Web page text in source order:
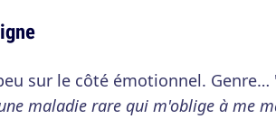
sur le côté émotionnel. Genre…
maladie rare qui m'oblige à me